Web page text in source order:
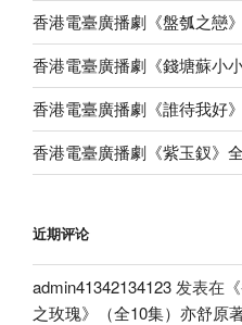
香港電臺廣播劇《盤瓠之戀
香港電臺廣播劇《錢塘蘇小
香港電臺廣播劇《誰待我好
香港電臺廣播劇《紫玉釵》
近期评论
admin41342134123 发表在《
之玫瑰》（全10集）亦舒原